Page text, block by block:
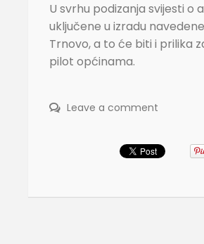
U svrhu podizanja svijesti o
uključene u izradu
Trnovo, a to će biti i prilika
pilot općinama.
Leave a comment